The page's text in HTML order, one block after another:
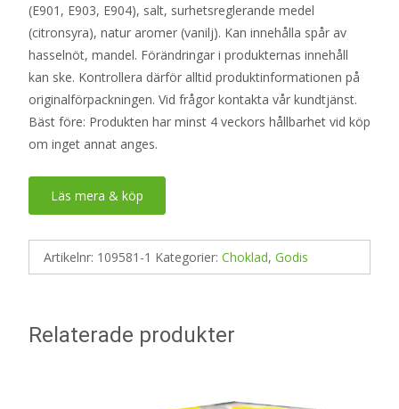
(E901, E903, E904), salt, surhetsreglerande medel
(citronsyra), natur aromer (vanilj). Kan innehålla spår av
hasselnöt, mandel. Förändringar i produkternas innehåll
kan ske. Kontrollera därför alltid produktinformationen på
originalförpackningen. Vid frågor kontakta vår kundtjänst.
Bäst före: Produkten har minst 4 veckors hållbarhet vid köp
om inget annat anges.
Läs mera & köp
Artikelnr: 109581-1 Kategorier: Choklad, Godis
Relaterade produkter